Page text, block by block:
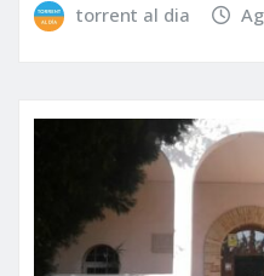
torrent al dia